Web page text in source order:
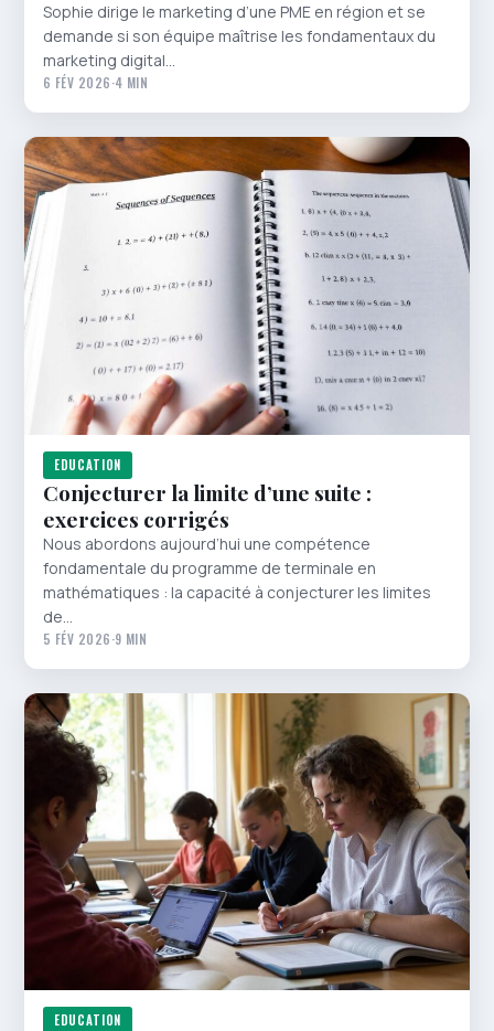
Sophie dirige le marketing d’une PME en région et se
demande si son équipe maîtrise les fondamentaux du
marketing digital…
6 FÉV 2026·4 MIN
EDUCATION
Conjecturer la limite d’une suite :
exercices corrigés
Nous abordons aujourd’hui une compétence
fondamentale du programme de terminale en
mathématiques : la capacité à conjecturer les limites
de…
5 FÉV 2026·9 MIN
EDUCATION